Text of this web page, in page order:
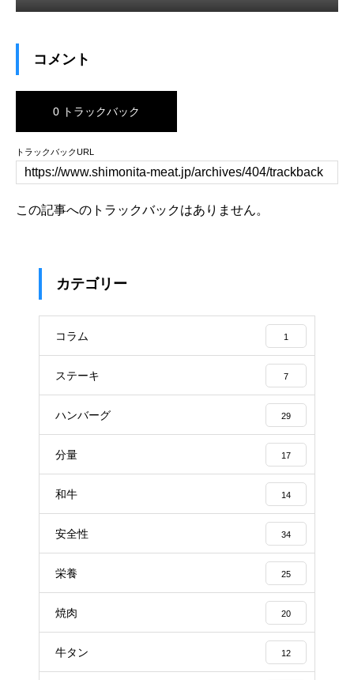
コメント
0 トラックバック
トラックバックURL
この記事へのトラックバックはありません。
カテゴリー
コラム 1
ステーキ 7
ハンバーグ 29
分量 17
和牛 14
安全性 34
栄養 25
焼肉 20
牛タン 12